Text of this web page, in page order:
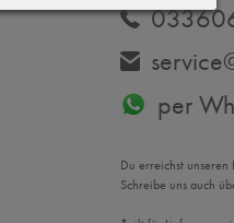
per
Du erreichst
Schreibe uns auch